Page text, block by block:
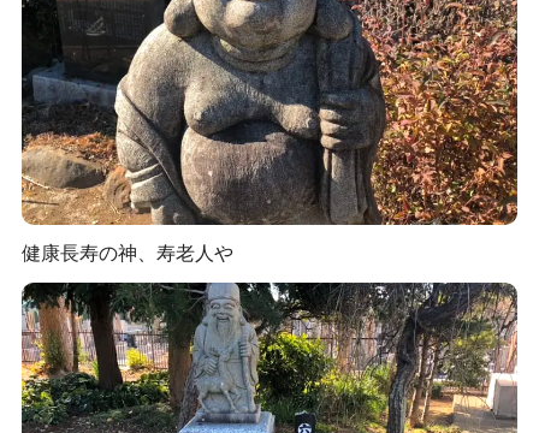
健康長寿の神、寿老人や